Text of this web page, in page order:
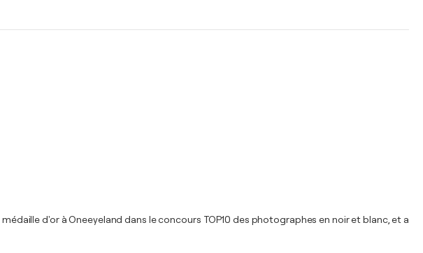
d'or à Oneeyeland dans le concours TOP10 des photographes en noir et blanc, et a